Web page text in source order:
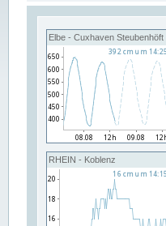
Elbe - Cuxhaven Steubenhöft
RHEIN - Koblenz